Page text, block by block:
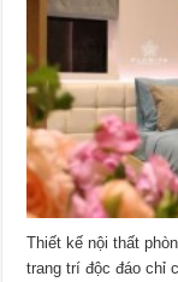
Thiết kế nội thất
trang trí độc đáo chỉ